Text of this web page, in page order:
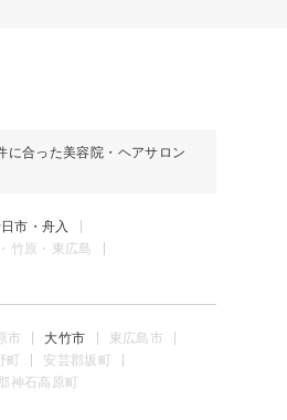
に合った美容院・ヘアサロン
市・舟入
竹原・東広島
市 大竹市
東広島市
安芸郡坂町
神石高原町